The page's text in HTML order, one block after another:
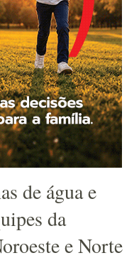
de água e
da
e Norte